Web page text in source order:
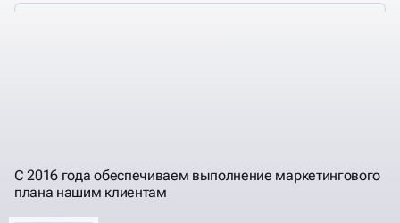
ИНВЕСТИЦИИ
ПОНЯТНЫМ ЯЗЫКОМ
С 2016 года обеспечиваем выполнение маркетингового
плана нашим клиентам